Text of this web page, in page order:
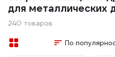
для металлических
240 товаров
По